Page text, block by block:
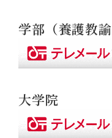
学部（養護教
大学院